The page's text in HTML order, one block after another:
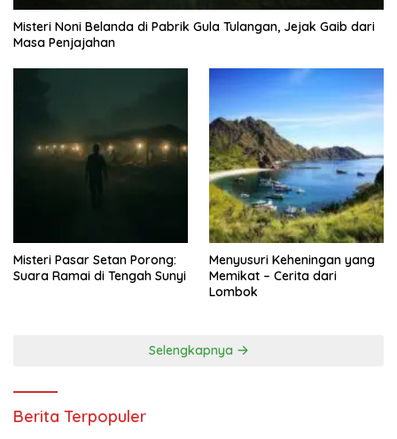
Misteri Noni Belanda di Pabrik Gula Tulangan, Jejak Gaib dari
Masa Penjajahan
Misteri Pasar Setan Porong:
Suara Ramai di Tengah Sunyi
Menyusuri Keheningan yang
Memikat – Cerita dari
Lombok
Selengkapnya
Berita Terpopuler